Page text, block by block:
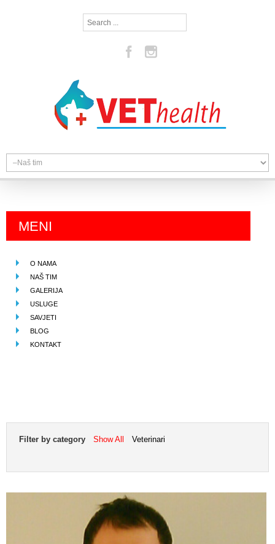
Search
...
MENI
O NAMA
NAŠ TIM
GALERIJA
USLUGE
SAVJETI
BLOG
KONTAKT
Filter by category Show All Veterinari